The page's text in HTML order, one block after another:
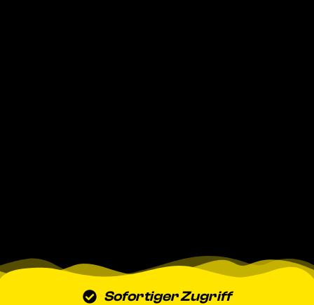
Sofortiger Zugriff